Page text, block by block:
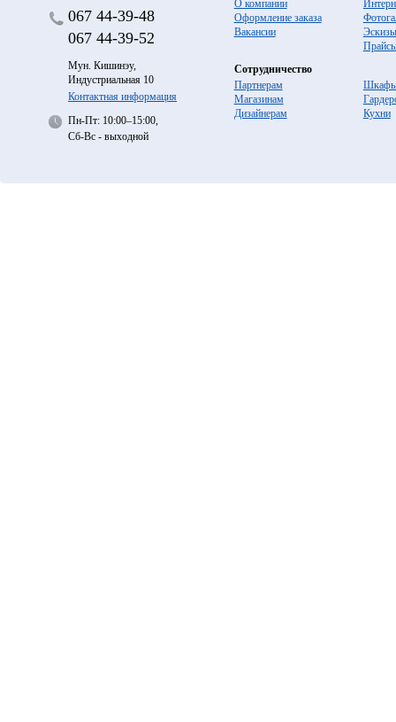
067 44-39-48
067 44-39-52
Мун. Кишинэу,
Индустриальная 10
Контактная информация
Пн-Пт: 10:00–15:00,
Сб-Вс - выходной
О компании
Оформление заказа
Вакансии
Эскизы
Сотрудничество
Партнерам
Магазинам
Дизайнерам
Кухни